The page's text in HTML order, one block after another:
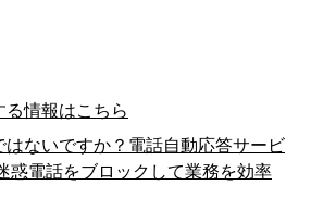
る情報はこちら
はないですか？電話自動応答サービ
惑電話をブロックして業務を効率